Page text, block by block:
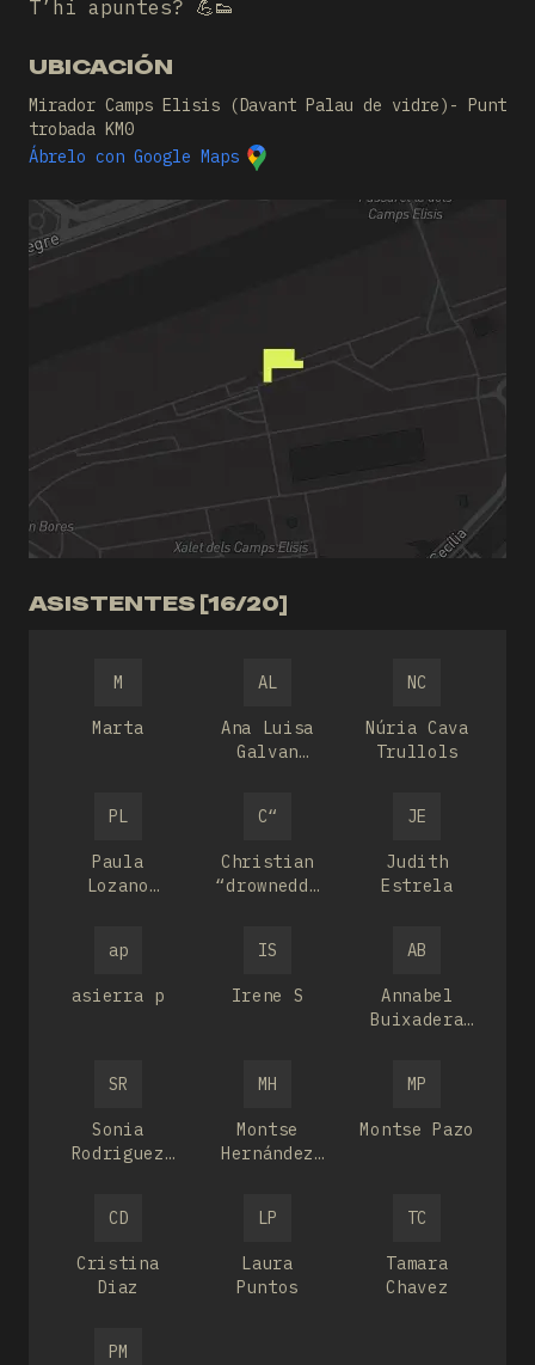
T’hi apuntes? 💪👟
UBICACIÓN
Mirador Camps Elisis (Davant Palau de vidre)- Punt
trobada KM0
Ábrelo con Google Maps
ASISTENTES [16/20]
M
Marta
AL
Ana Luisa
Galvan
NC
Núria Cava
Trullols
PL
Paula
Lozano
C“
Christian
“drownedd”
JE
Judith
Estrela
ap
asierra p
IS
Irene S
AB
Annabel
Buixadera
SR
Sonia
Rodriguez
MH
Montse
Hernández
MP
Montse Pazo
CD
Cristina
Diaz
LP
Laura
Puntos
TC
Tamara
Chavez
PM